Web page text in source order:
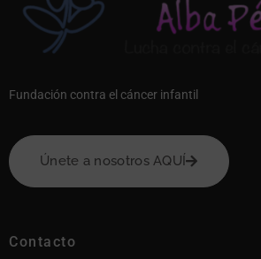
Fundación contra el cáncer infantil
Únete a nosotros AQUÍ
Contacto